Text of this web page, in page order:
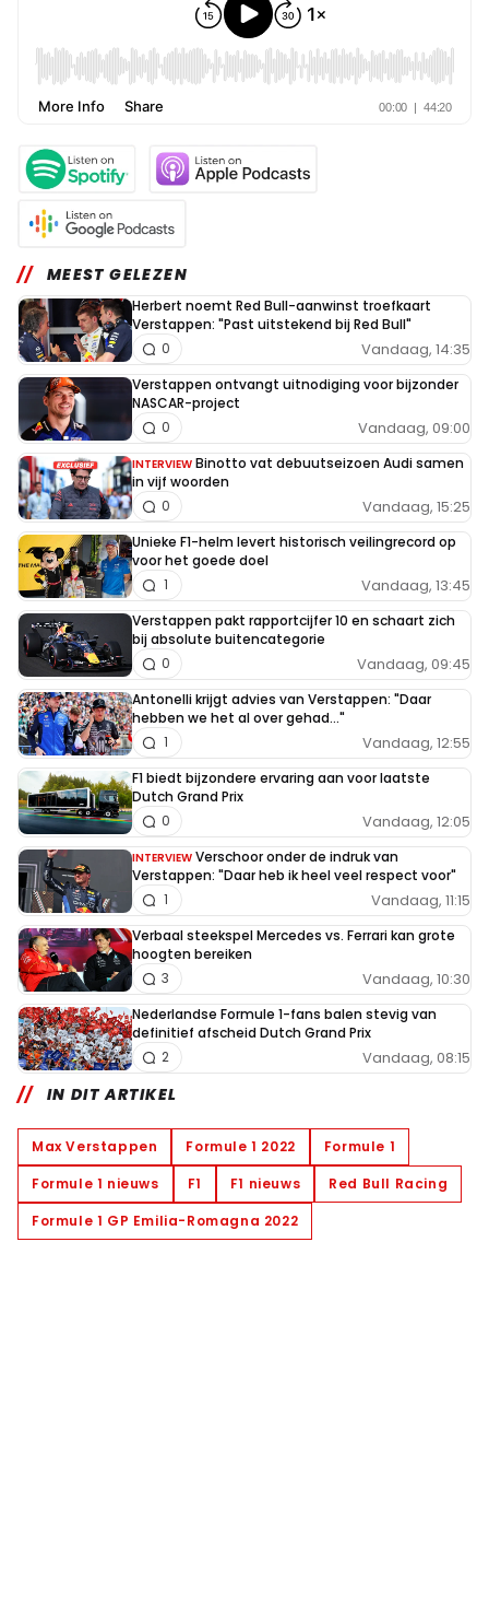
MEEST GELEZEN
Herbert noemt Red Bull-aanwinst troefkaart
Verstappen: "Past uitstekend bij Red Bull"
Vandaag, 14:35
0
Verstappen ontvangt uitnodiging voor bijzonder
NASCAR-project
Vandaag, 09:00
0
INTERVIEW Binotto vat debuutseizoen Audi samen
in vijf woorden
Vandaag, 15:25
0
Unieke F1-helm levert historisch veilingrecord op
voor het goede doel
Vandaag, 13:45
1
Verstappen pakt rapportcijfer 10 en schaart zich
bij absolute buitencategorie
Vandaag, 09:45
0
Antonelli krijgt advies van Verstappen: "Daar
hebben we het al over gehad..."
Vandaag, 12:55
1
F1 biedt bijzondere ervaring aan voor laatste
Dutch Grand Prix
Vandaag, 12:05
0
INTERVIEW Verschoor onder de indruk van
Verstappen: "Daar heb ik heel veel respect voor"
Vandaag, 11:15
1
Verbaal steekspel Mercedes vs. Ferrari kan grote
hoogten bereiken
Vandaag, 10:30
3
Nederlandse Formule 1-fans balen stevig van
definitief afscheid Dutch Grand Prix
Vandaag, 08:15
2
IN DIT ARTIKEL
Max Verstappen Formule 1 2022
Formule 1
Formule 1 nieuws
F1 F1 nieuws
Red Bull Racing
Formule 1 GP Emilia-Romagna 2022